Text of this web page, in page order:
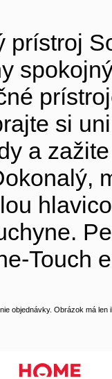
prístroj
si
a
Touch
objednávky. Obrázok má len